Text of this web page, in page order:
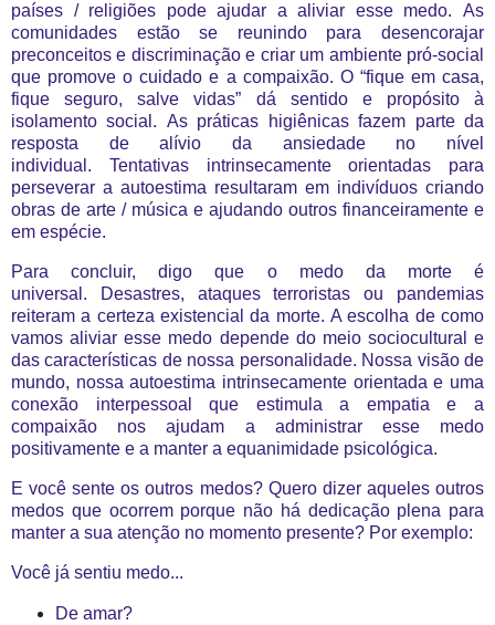
países / religiões pode ajudar a aliviar esse medo. As
comunidades estão se reunindo para desencorajar
preconceitos e discriminação e criar um ambiente pró-social
que promove o cuidado e a compaixão. O “fique em casa,
fique seguro, salve vidas” dá sentido e propósito à
isolamento social. As práticas higiênicas fazem parte da
resposta de alívio da ansiedade no nível
individual. Tentativas intrinsecamente orientadas para
perseverar a autoestima resultaram em indivíduos criando
obras de arte / música e ajudando outros financeiramente e
em espécie.
Para concluir, digo que o medo da morte é
universal. Desastres, ataques terroristas ou pandemias
reiteram a certeza existencial da morte. A escolha de como
vamos aliviar esse medo depende do meio sociocultural e
das características de nossa personalidade. Nossa visão de
mundo, nossa autoestima intrinsecamente orientada e uma
conexão interpessoal que estimula a empatia e a
compaixão nos ajudam a administrar esse medo
positivamente e a manter a equanimidade psicológica.
E você sente os outros medos? Quero dizer aqueles outros
medos que ocorrem porque não há dedicação plena para
manter a sua atenção no momento presente? Por exemplo:
Você já sentiu medo...
De amar?